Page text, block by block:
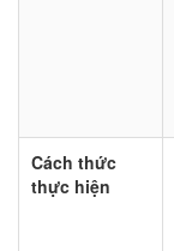
Cách thức
thực hiện